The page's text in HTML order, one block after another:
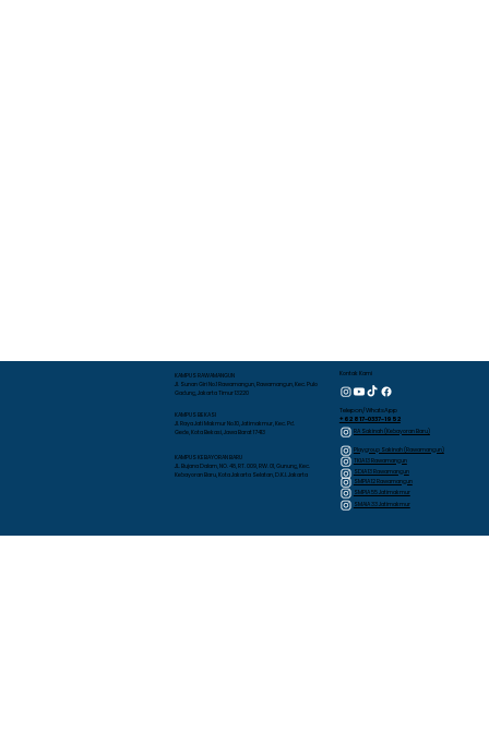
KAMPUS RAWAMANGUN
Jl. Sunan Giri No.1 Rawamangun, Rawamangun, Kec. Pulo
Gadung, Jakarta Timur 13220
KAMPUS BEKASI
Jl. Raya Jati Makmur No.10, Jatimakmur, Kec. Pd.
Gede, Kota Bekasi, Jawa Barat 17413
KAMPUS KEBAYORAN BARU
JL. Bujana Dalam, NO. 48, RT. 009, RW. 01, Gunung, Kec.
Kebayoran Baru, Kota Jakarta Selatan, D.K.I. Jakarta
Kontak Kami
Telepon/WhatsApp
+62 817-0337-1952
RA Sakinah (Kebayoran Baru)
Playgroup Sakinah (Rawamangun)
TKIA 13 Rawamangun
SDIA 13 Rawamangun
SMPIA 12 Rawamangun
SMPIA 55 Jatimakmur
SMAIA 33 Jatimakmur